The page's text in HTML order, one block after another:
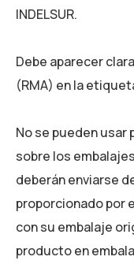
INDELSUR.
Debe aparecer
(RMA) en la
No se pueden
sobre los
deberán enviarse
proporcionado por
con su embalaje
producto en